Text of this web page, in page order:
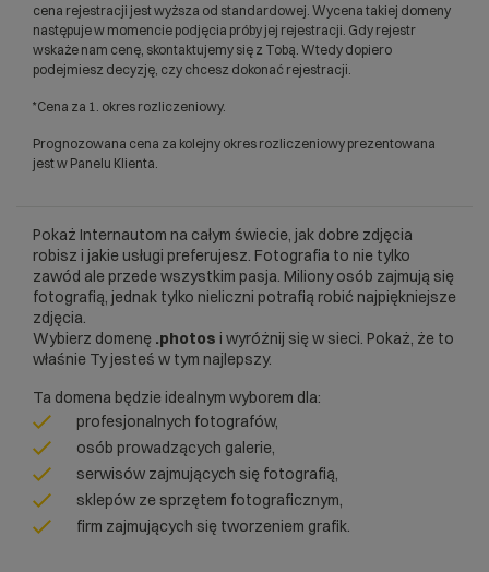
cena rejestracji jest wyższa od standardowej. Wycena takiej domeny
następuje w momencie podjęcia próby jej rejestracji. Gdy rejestr
wskaże nam cenę, skontaktujemy się z Tobą. Wtedy dopiero
podejmiesz decyzję, czy chcesz dokonać rejestracji.
*Cena za 1. okres rozliczeniowy.
Prognozowana cena za kolejny okres rozliczeniowy prezentowana
jest w Panelu Klienta.
Pokaż Internautom na całym świecie, jak dobre zdjęcia
robisz i jakie usługi preferujesz. Fotografia to nie tylko
zawód ale przede wszystkim pasja. Miliony osób zajmują się
fotografią, jednak tylko nieliczni potrafią robić najpiękniejsze
zdjęcia.
Wybierz domenę .photos i wyróżnij się w sieci. Pokaż, że to
właśnie Ty jesteś w tym najlepszy.
Ta domena będzie idealnym wyborem dla:
profesjonalnych fotografów,
osób prowadzących galerie,
serwisów zajmujących się fotografią,
sklepów ze sprzętem fotograficznym,
firm zajmujących się tworzeniem grafik.